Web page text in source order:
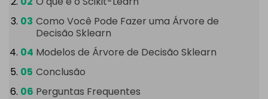
Como Você Pode Fazer uma Árvore de
Decisão Sklearn
Modelos de Árvore de Decisão Sklearn
Conclusão
Perguntas Frequentes